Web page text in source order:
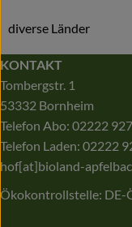
diverse Länder
KONTAKT
Tombergstr. 1
53332 Bornheim
Telefon Abo: 02222
Telefon Laden: 02222
hof[at]bioland-
Ökokontrollstelle: DE-